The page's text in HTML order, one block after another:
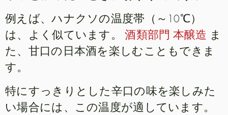
例えば、ハナクソの温度帯（～10℃）
は、よく似ています。酒類部門 本醸造 ま
た、甘口の日本酒を楽しむこともできま
す。
特にすっきりとした辛口の味を楽しみた
い場合には、この温度が適しています。